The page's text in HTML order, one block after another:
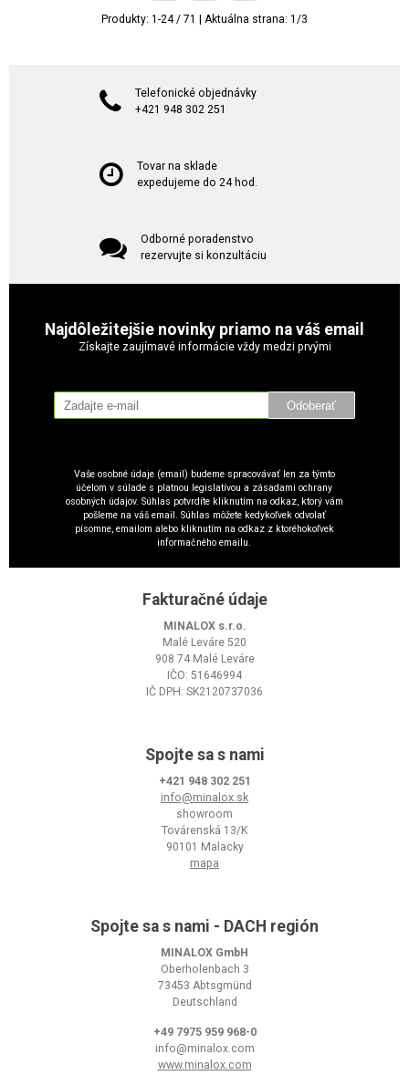
Produkty: 1 -24/ 71 | Aktuálna strana: 1 /3
Telefonické objednávky
+421 948 302 251
Tovar na sklade
expedujeme do 24 hod.
Odborné poradenstvo
rezervujte si konzultáciu
Najdôležitejšie novinky priamo na váš email
Získajte zaujímavé informácie vždy medzi prvými
Odoberať
Vaše osobné údaje (email) budeme spracovávať len za týmto
účelom v súlade s platnou legislatívou a zásadami ochrany
osobných údajov. Súhlas potvrdíte kliknutím na odkaz, ktorý vám
pošleme na váš email. Súhlas môžete kedykoľvek odvolať
písomne, emailom alebo kliknutím na odkaz z ktoréhokoľvek
informačného emailu.
Fakturačné údaje
MINALOX s.r.o.
Malé Leváre 520
908 74 Malé Leváre
IČO: 51646994
IČ DPH: SK2120737036
Spojte sa s nami
+421 948 302 251
info@minalox.sk
showroom
Továrenská 13/K
90101 Malacky
mapa
Spojte sa s nami - DACH región
MINALOX GmbH
Oberholenbach 3
73453 Abtsgmünd
Deutschland
+49 7975 959 968-0
info@minalox.com
www.minalox.com